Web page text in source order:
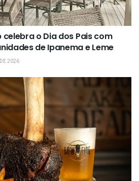
celebra o Dia dos Pais com
de Ipanema e Leme
2026